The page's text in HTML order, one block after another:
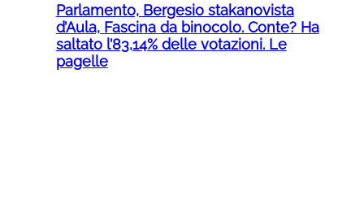
Parlamento, Bergesio stakanovista
d’Aula, Fascina da binocolo. Conte? Ha
saltato l’83,14% delle votazioni. Le
pagelle